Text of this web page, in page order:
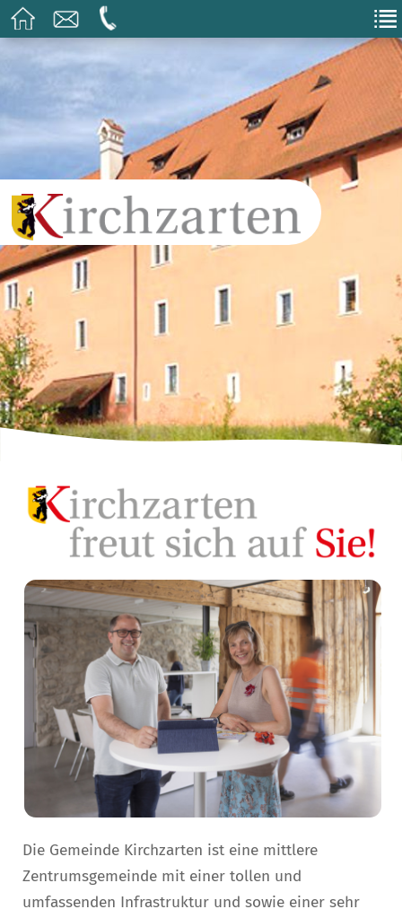
Die Gemeinde Kirchzarten ist eine mittlere
Zentrumsgemeinde mit einer tollen und
umfassenden Infrastruktur und sowie einer sehr